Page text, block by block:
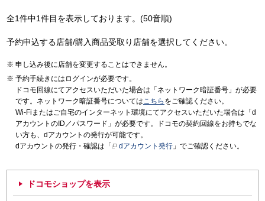
全1件中1件目を表示しております。(50音順)
予約申込する店舗/購入商品受取り店舗を選択してください。
申し込み後に店舗を変更することはできません。
予約手続きにはログインが必要です。
ドコモ回線にてアクセスいただいた場合は「ネットワーク暗証番号」が必要
です。ネットワーク暗証番号についてはこちら をご確認ください。
Wi-Fiまたはご自宅のインターネット環境にてアクセスいただいた場合は「d
アカウントのID／パスワード」が必要です。ドコモの契約回線をお持ちでな
い方も、dアカウントの発行が可能です。
dアカウントの発行・確認は「
dアカウント発行 」でご確認ください。
ドコモショップを表示